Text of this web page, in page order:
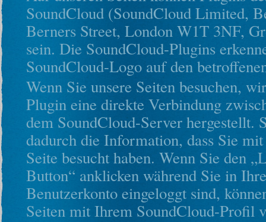
SoundCloud (SoundCloud Limited,
Berners Street, London W1T 3NF,
sein. Die SoundCloud-Plugins
SoundCloud-Logo auf den
Wenn Sie unsere Seiten besuchen,
Plugin eine direkte Verbindung
dem SoundCloud-Server hergestellt.
dadurch die Information, dass Sie
Seite besucht haben. Wenn Sie den
Button“ anklicken während Sie in
Benutzerkonto eingeloggt sind,
Seiten mit Ihrem SoundCloud-Profil